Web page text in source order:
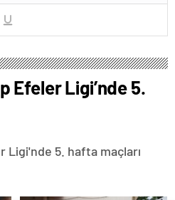
Efeler Ligi’nde 5.
Ligi'nde 5. hafta maçları